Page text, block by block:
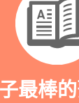
最棒